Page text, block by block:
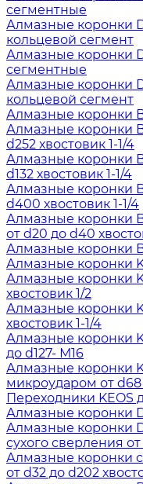
сегментные
Алмазные коронки
кольцевой сегмент
Алмазные коронки
сегментные
Алмазные коронки
кольцевой сегмент
Алмазные коронки
Алмазные коронки
d252 хвостовик 1-1/4
Алмазные коронки
d132 хвостовик 1-1/4
Алмазные коронки
d400 хвостовик 1-1/4
Алмазные коронки
от d20 до d40
Алмазные коронки
Алмазные коронки
Алмазные коронки
хвостовик 1/2
Алмазные коронки
хвостовик 1-1/4
Алмазные коронки
до d127- М16
Алмазные коронки
микроударом от
Переходники KEOS
Алмазные коронки
Алмазные коронки
сухого сверления от
Алмазные коронки
от d32 до d202